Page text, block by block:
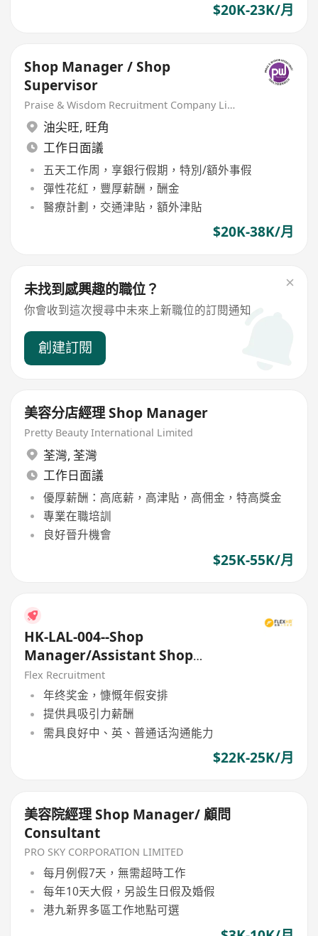
$20K-23K/月
Shop Manager / Shop
Supervisor
Praise & Wisdom Recruitment Company Limited
油尖旺, 旺角
工作日面議
五天工作周，享銀行假期，特別/額外事假
彈性花紅，豐厚薪酬，酬金
醫療計劃，交通津貼，額外津貼
$20K-38K/月
未找到感興趣的職位？
你會收到這次搜尋中未來上新職位的訂閱通知
創建訂閱
美容分店經理 Shop Manager
Pretty Beauty International Limited
荃灣, 荃灣
工作日面議
優厚薪酬：高底薪，高津貼，高佣金，特高獎金
專業在職培訓
良好晉升機會
$25K-55K/月
HK-LAL-004--Shop
Manager/Assistant Shop
Manager
Flex Recruitment
年终奖金，慷慨年假安排
提供具吸引力薪酬
需具良好中、英、普通话沟通能力
$22K-25K/月
美容院經理 Shop Manager/ 顧問
Consultant
PRO SKY CORPORATION LIMITED
每月例假7天，無需超時工作
每年10天大假，另設生日假及婚假
港九新界多區工作地點可選